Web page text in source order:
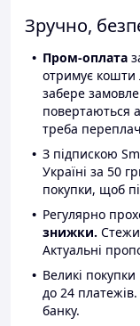
Зручно,
Пром-оплата
отримує кошти
забере
повертаються
треба
З підпискою
Україні за 50
покупки, щоб
Регулярно
знижки.
Актуальні
Великі
до 24
банку.